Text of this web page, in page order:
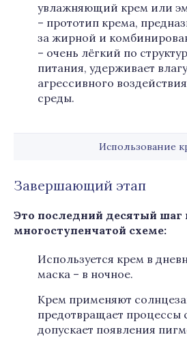
увлажняющий крем или
– прототип крема,
за жирной и
– очень лёгкий по
питания, удерживает
агрессивного
среды.
Использование
Завершающий этап
Это последний десятый шаг
многоступенчатой схеме:
Используется крем в
маска – в ночное.
Крем применяют
предотвращает процессы
допускает появления